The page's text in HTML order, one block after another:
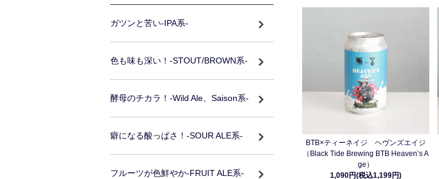
BTB×ティーネイジ ヘヴンズエイジ
（Black Tide Brewing BTB Heaven’s A
ge）
1,090円(税込1,199円)
ガツンと苦い-IPA系-
色も味も深い！-STOUT/BROWN系-
酵母のチカラ！-Wild Ale、Saison系-
癖になる酸っぱさ！-SOUR ALE系-
フルーツが色鮮やか-FRUIT ALE系-